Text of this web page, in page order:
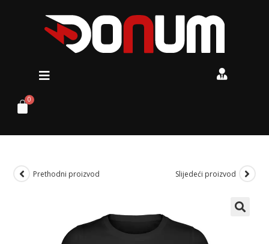
Prethodni proizvod Slijedeći proizvod